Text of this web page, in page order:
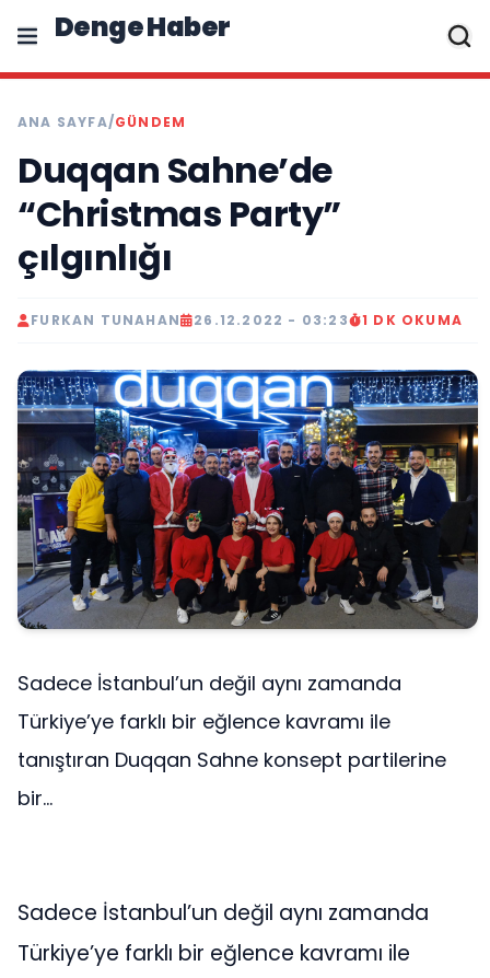
Denge Haber
ANA SAYFA/GÜNDEM
Duqqan Sahne’de
“Christmas Party”
çılgınlığı
FURKAN TUNAHAN 26.12.2022 - 03:23 1 DK OKUMA
Sadece İstanbul’un değil aynı zamanda
Türkiye’ye farklı bir eğlence kavramı ile
tanıştıran Duqqan Sahne konsept partilerine
bir...
Sadece İstanbul’un değil aynı zamanda
Türkiye’ye farklı bir eğlence kavramı ile